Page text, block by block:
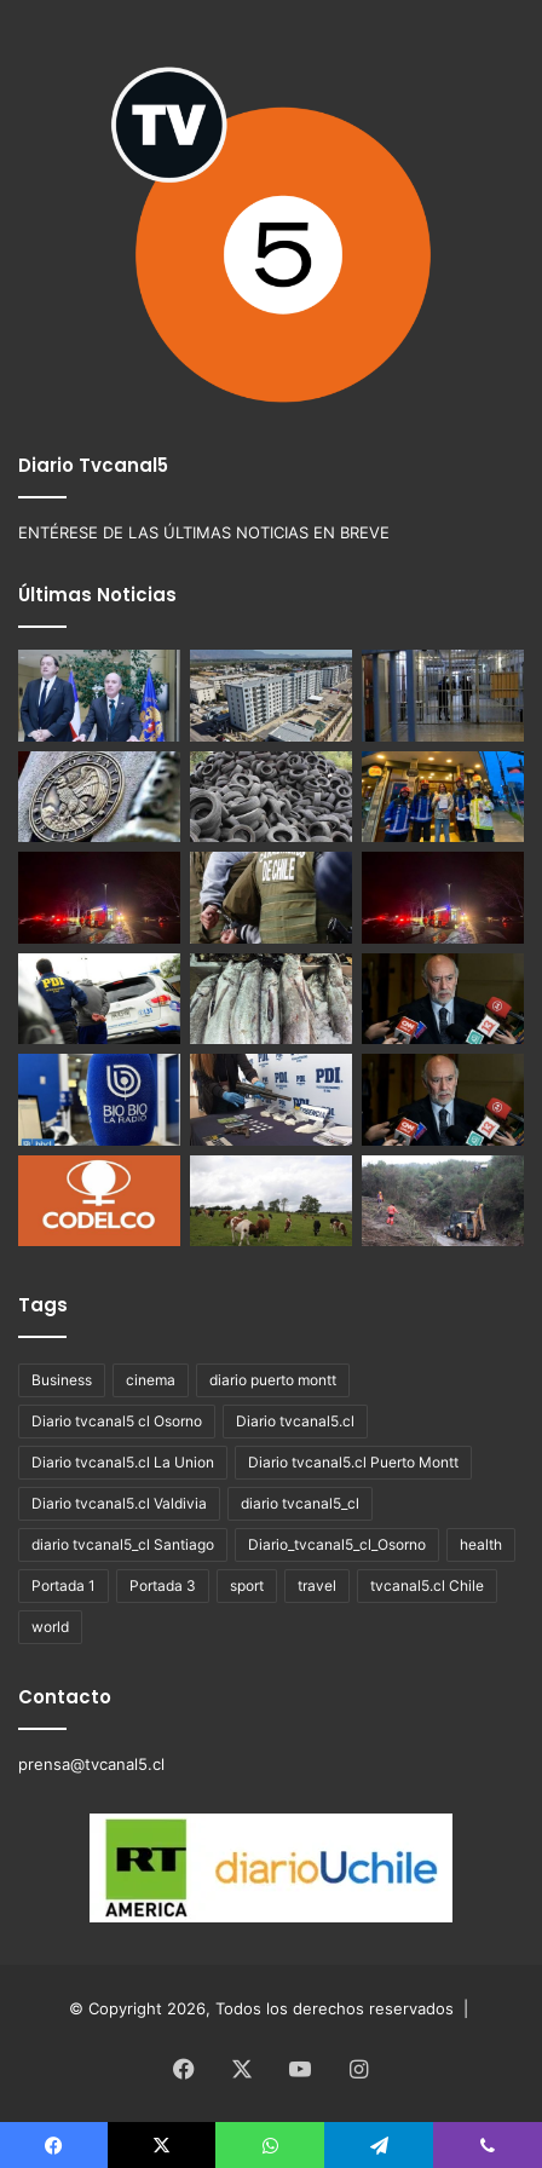
Diario Tvcanal5
ENTÉRESE DE LAS ÚLTIMAS NOTICIAS EN BREVE
Últimas Noticias
Tags
Business cinema diario puerto montt
Diario tvcanal5 cl Osorno Diario tvcanal5.cl
Diario tvcanal5.cl La Union Diario tvcanal5.cl Puerto Montt
Diario tvcanal5.cl Valdivia diario tvcanal5_cl
diario tvcanal5_cl Santiago Diario_tvcanal5_cl_Osorno health
Portada 1 Portada 3 sport travel tvcanal5.cl Chile
world
Contacto
prensa@tvcanal5.cl
© Copyright 2026, Todos los derechos reservados |
Facebook YouTubeInstagram